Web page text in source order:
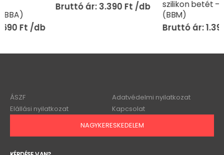
3.390Ft
szilikon betét – 1 db
1.390Ft
ÁSZF
Adatvédelmi nyilatkozat
Elállási nyilatkozat
Kapcsolat
NAGYKERESKEDELEM